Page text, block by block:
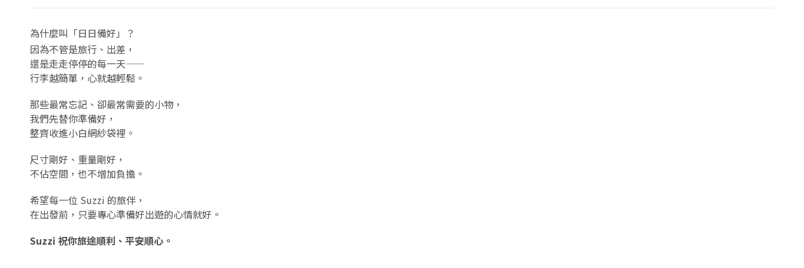
為什麼叫「日日備好」？
因為不管是旅行、出差，
還是走走停停的每一天——
行李越簡單，心就越輕鬆。
那些最常忘記、卻最常需要的小物，
我們先替你準備好，
整齊收進小白網紗袋裡。
尺寸剛好、重量剛好，
不佔空間，也不增加負擔。
希望每一位 Suzzi 的旅伴，
在出發前，只要專心準備好出遊的心情就好。
Suzzi 祝你旅途順利、平安順心。